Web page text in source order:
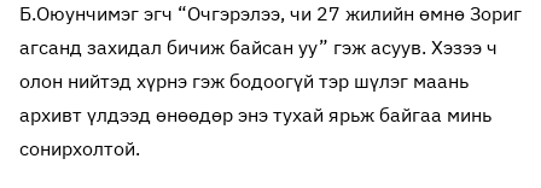
Б.Оюунчимэг эгч “Очгэрэлээ, чи 27 жилийн өмнө Зориг
агсанд захидал бичиж байсан уу” гэж асуув. Хэзээ ч
олон нийтэд хүрнэ гэж бодоогүй тэр шүлэг маань
архивт үлдээд өнөөдөр энэ тухай ярьж байгаа минь
сонирхолтой.